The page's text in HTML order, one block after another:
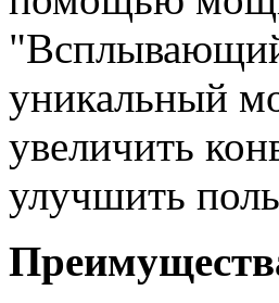
уникальный
увеличить
улучшить